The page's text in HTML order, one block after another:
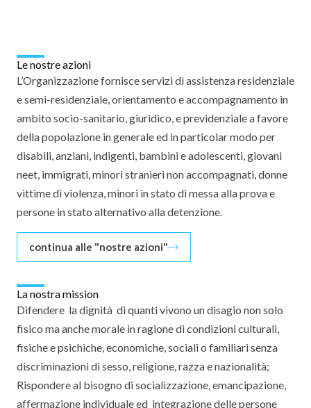
Le nostre azioni
L’Organizzazione fornisce servizi di assistenza residenziale
e semi-residenziale, orientamento e accompagnamento in
ambito socio-sanitario, giuridico, e previdenziale a favore
della popolazione in generale ed in particolar modo per
disabili, anziani, indigenti, bambini e adolescenti, giovani
neet, immigrati, minori stranieri non accompagnati, donne
vittime di violenza, minori in stato di messa alla prova e
persone in stato alternativo alla detenzione.
continua alle "nostre azioni"
La nostra mission
Difendere la dignità di quanti vivono un disagio non solo
fisico ma anche morale in ragione di condizioni culturali,
fisiche e psichiche, economiche, sociali o familiari senza
discriminazioni di sesso, religione, razza e nazionalità;
Rispondere al bisogno di socializzazione, emancipazione,
affermazione individuale ed integrazione delle persone